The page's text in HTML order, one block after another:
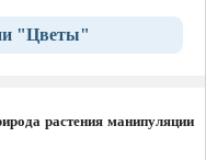
"Цветы"
растения манипуляции